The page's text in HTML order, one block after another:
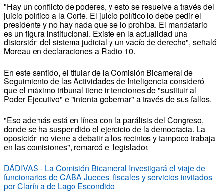
"Hay un conflicto de poderes, y esto se resuelve a través del
juicio político a la Corte. El juicio político lo debe pedir el
presidente y no hay nada que se lo prohíba. El mandatario
es un figura institucional. Existe en la actualidad una
distorsión del sistema judicial y un vacío de derecho", señaló
Moreau en declaraciones a Radio 10.
En este sentido, el titular de la Comisión Bicameral de
Seguimiento de las Actividades de Inteligencia consideró
que el máximo tribunal tiene intenciones de "sustituir al
Poder Ejecutivo" e "intenta gobernar" a través de sus fallos.
"Eso además está en línea con la parálisis del Congreso,
donde se ha suspendido el ejercicio de la democracia. La
oposición no viene a debatir a los recintos y tampoco trabaja
en las comisiones", remarcó el legislador.
DÁDIVAS - La Comisión Bicameral Investigará el viaje de
funcionarios de CABA Jueces, fiscales y servicios invitados
por Clarín a de Lago Escondido